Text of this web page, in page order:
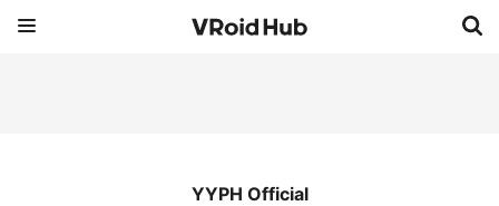
YYPH Official